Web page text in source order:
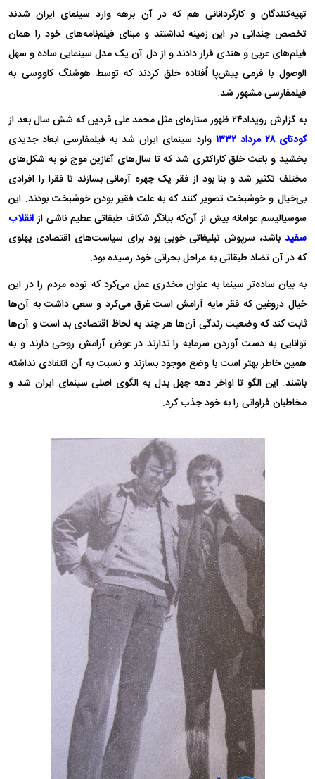
تهیه‌کنندگان و کارگردانانی هم که در آن برهه وارد سینمای ایران شدند
تخصص چندانی در این زمینه نداشتند و مبنای فیلم‌نامه‌های خود را همان
فیلم‌های عربی و هندی قرار دادند و از دل آن یک مدل سینمایی ساده و سهل
الوصول با فرمی پیش‌پا اُفتاده خلق کردند که توسط هوشنگ کاووسی به
فیلمفارسی مشهور شد.
به گزارش رویداد۲۴ ظهور ستاره‌ای مثل محمد علی فردین که شش سال بعد از
کودتای ۲۸ مرداد ۱۳۳۲
وارد سینمای ایران شد به فیلمفارسی ابعاد جدیدی
بخشید و باعث خلق کاراکتری شد که تا سال‌های آغازین موج نو به شکل‌های
مختلف تکثیر شد و بنا بود از فقر یک چهره آرمانی بسازند تا فقرا را افرادی
بی‌خیال و خوشبخت تصویر کنند که به علت فقیر بودن خوشبخت بودند. این
سوسیالیسم عوامانه بیش از آن‌که بیانگر شکاف طبقاتی عظیم ناشی از انقلاب
سفید باشد، سرپوش تبلیغاتی خوبی بود برای سیاست‌های اقتصادی پهلوی
که در آن تضاد طبقاتی به مراحل بحرانی خود رسیده بود.
به بیان ساده‌تر سینما به عنوان مخدری عمل می‌کرد که توده مردم را در این
خیال دروغین که فقر مایه آرامش است غرق می‌کرد و سعی داشت به آن‌ها
ثابت کند که وضعیت زندگی آن‌ها هر چند به لحاظ اقتصادی بد است و آن‌ها
توانایی به دست آوردن سرمایه را ندارند در عوض آرامش روحی دارند و به
همین خاطر بهتر است با وضع موجود بسازند و نسبت به آن انتقادی نداشته
باشند. این الگو تا اواخر دهه چهل بدل به الگوی اصلی سینمای ایران شد و
مخاطبان فراوانی را به خود جذب کرد.